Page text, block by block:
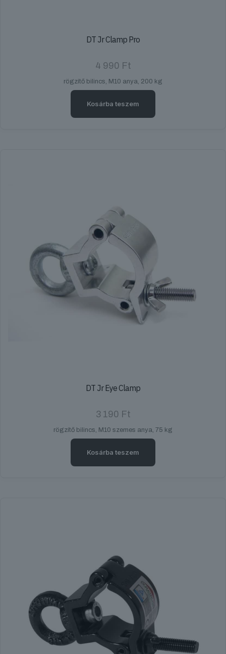
DT Jr Clamp Pro
4 990 Ft
rögzítő bilincs, M10 anya, 200 kg
Kosárba teszem
DT Jr Eye Clamp
3 190 Ft
rögzítő bilincs, M10 szemes anya, 75 kg
Kosárba teszem